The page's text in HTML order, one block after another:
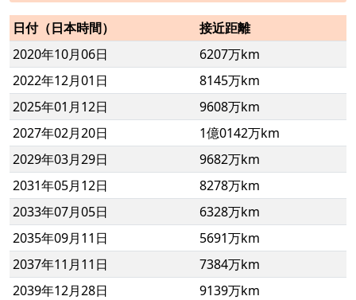
日付（日本時間）
接近距離
2020年10月06日
6207万km
2022年12月01日
8145万km
2025年01月12日
9608万km
2027年02月20日
1億0142万km
2029年03月29日
9682万km
2031年05月12日
8278万km
2033年07月05日
6328万km
2035年09月11日
5691万km
2037年11月11日
7384万km
2039年12月28日
9139万km